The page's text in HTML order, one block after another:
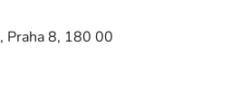
Praha 8, 180 00